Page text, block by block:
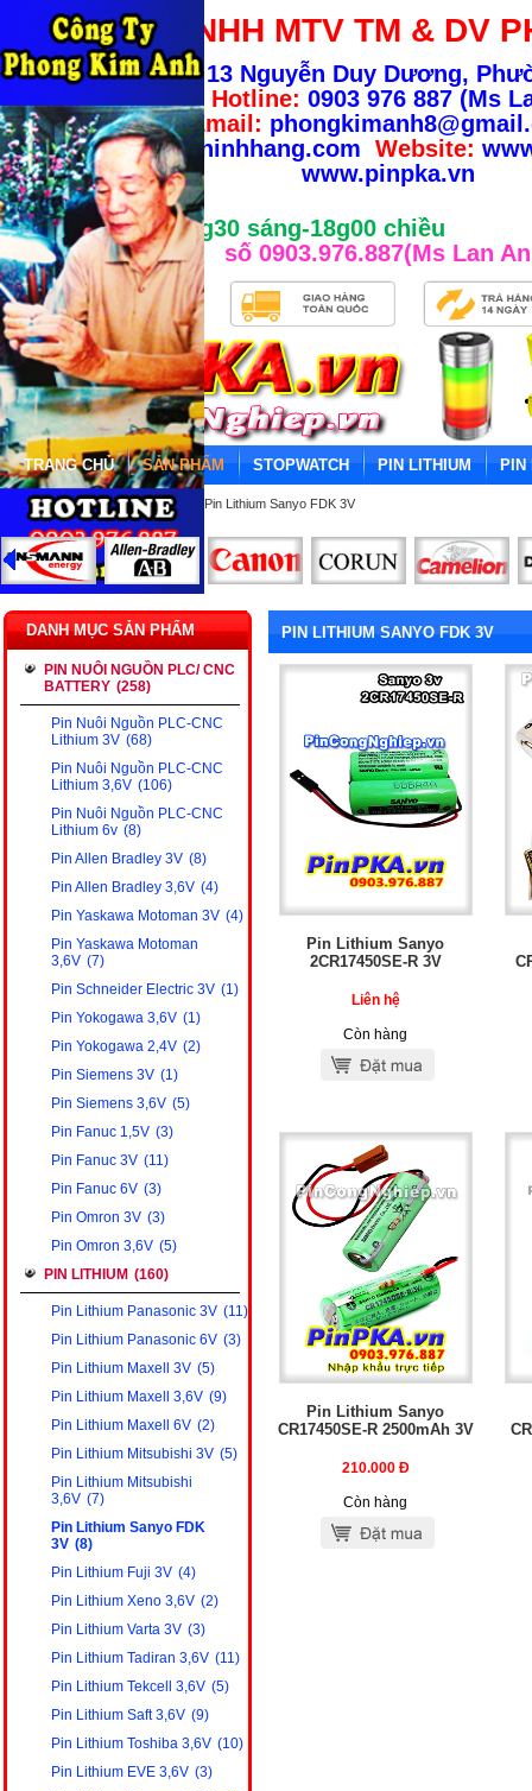
CÔNG TY TNHH MTV TM & DV
Địa chỉ: 13 Nguyễn Duy Dương,
Hotline: 0903 976 887 (Ms
Email:
info@banhangchinhhang.com Website:
www.pinpka.vn
Giờ làm việc từ 8g30 sáng-18g00 chiều
số 0903.976.887(Ms Lan
TRANG CHỦ SẢN PHẨM STOPWATCH PIN LITHIUM PIN
Trang chủ » PIN LITHIUM Pin Lithium Sanyo FDK 3V
DANH MỤC SẢN PHẨM
PIN NUÔI NGUỒN PLC/ CNC
BATTERY (258)
Pin Nuôi Nguồn PLC-CNC
Lithium 3V (68)
Pin Nuôi Nguồn PLC-CNC
Lithium 3,6V (106)
Pin Nuôi Nguồn PLC-CNC
Lithium 6v (8)
Pin Allen Bradley 3V (8)
Pin Allen Bradley 3,6V (4)
Pin Yaskawa Motoman 3V (4)
Pin Yaskawa Motoman
3,6V (7)
Pin Schneider Electric 3V (1)
Pin Yokogawa 3,6V (1)
Pin Yokogawa 2,4V (2)
Pin Siemens 3V (1)
Pin Siemens 3,6V (5)
Pin Fanuc 1,5V (3)
Pin Fanuc 3V (11)
Pin Fanuc 6V (3)
Pin Omron 3V (3)
Pin Omron 3,6V (5)
PIN LITHIUM (160)
Pin Lithium Panasonic 3V (11)
Pin Lithium Panasonic 6V (3)
Pin Lithium Maxell 3V (5)
Pin Lithium Maxell 3,6V (9)
Pin Lithium Maxell 6V (2)
Pin Lithium Mitsubishi 3V (5)
Pin Lithium Mitsubishi
3,6V (7)
Pin Lithium Sanyo FDK
3V (8)
Pin Lithium Fuji 3V (4)
Pin Lithium Xeno 3,6V (2)
Pin Lithium Varta 3V (3)
Pin Lithium Tadiran 3,6V (11)
Pin Lithium Tekcell 3,6V (5)
Pin Lithium Saft 3,6V (9)
Pin Lithium Toshiba 3,6V (10)
Pin Lithium EVE 3,6V (3)
PIN LITHIUM SANYO FDK 3V
Pin Lithium Sanyo
2CR17450SE-R 3V
Liên hệ
Còn hàng
Pin Lithium Sanyo
CR17450SE-R 2500mAh 3V
210.000 Đ
Còn hàng